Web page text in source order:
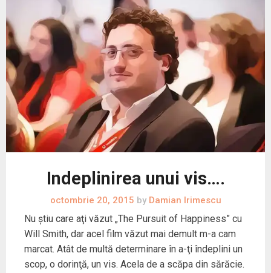
Indeplinirea unui vis….
octombrie 20, 2015 byDamian Irimescu
Nu ştiu care aţi văzut „The Pursuit of Happiness” cu
Will Smith, dar acel film văzut mai demult m-a cam
marcat. Atât de multă determinare în a-ţi îndeplini un
scop, o dorinţă, un vis. Acela de a scăpa din sărăcie.